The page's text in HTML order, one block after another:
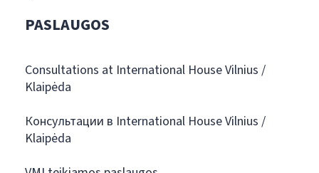
PASLAUGOS
Consultations at International House Vilnius /
Klaipėda
Консультации в International House Vilnius /
Klaipėda